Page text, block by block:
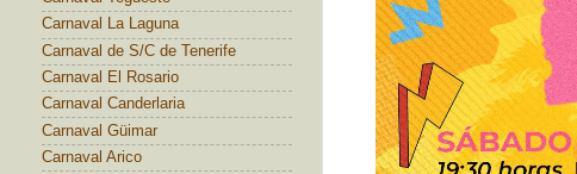
Carnaval La Laguna
Carnaval de S/C de Tenerife
Carnaval El Rosario
Carnaval Canderlaria
Carnaval Güimar
Carnaval Arico